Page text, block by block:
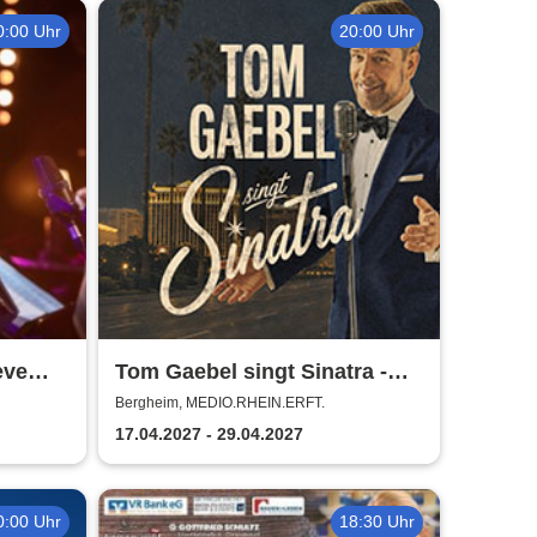
Uhr 20:00 Uhr
Tom Gaebel singt Sinatra -
Tour 2027
Bergheim, MEDIO.RHEIN.ERFT.
17.04.2027 - 29.04.2027
Uhr 18:30 Uhr